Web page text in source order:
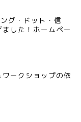
グ・ドット・信
した！ホームペー
ークショップの依